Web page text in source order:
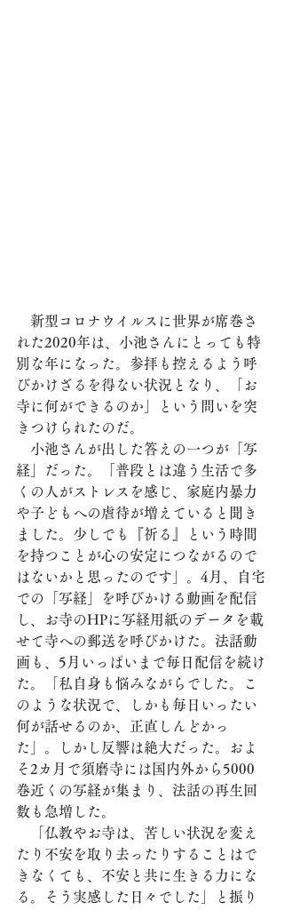
新型コロナウイルスに世界が席巻さ
れた2020年は、小池さんにとっても特
別な年になった。参拝も控えるよう呼
びかけざるを得ない状況となり、「お
寺に何ができるのか」という問いを突
きつけられたのだ。
小池さんが出した答えの一つが「写
経」だった。「普段とは違う生活で多
くの人がストレスを感じ、家庭内暴力
や子どもへの虐待が増えていると聞き
ました。少しでも『祈る』という時間
を持つことが心の安定につながるので
はないかと思ったのです」。4月、自宅
での「写経」を呼びかける動画を配信
し、お寺のHPに写経用紙のデータを載
せて寺への郵送を呼びかけた。法話動
画も、5月いっぱいまで毎日配信を続け
た。「私自身も悩みながらでした。こ
のような状況で、しかも毎日いったい
何が話せるのか、正直しんどかっ
た」。しかし反響は絶大だった。およ
そ2カ月で須磨寺には国内外から5000
巻近くの写経が集まり、法話の再生回
数も急増した。
「仏教やお寺は、苦しい状況を変え
たり不安を取り去ったりすることはで
きなくても、不安と共に生きる力にな
る。そう実感した日々でした」と振り